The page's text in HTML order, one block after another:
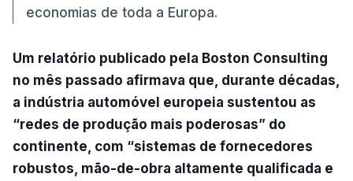
economias de toda a Europa.
Um relatório publicado pela Boston Consulting
no mês passado afirmava que, durante décadas,
a indústria automóvel europeia sustentou as
“redes de produção mais poderosas” do
continente, com “sistemas de fornecedores
robustos, mão-de-obra altamente qualificada e